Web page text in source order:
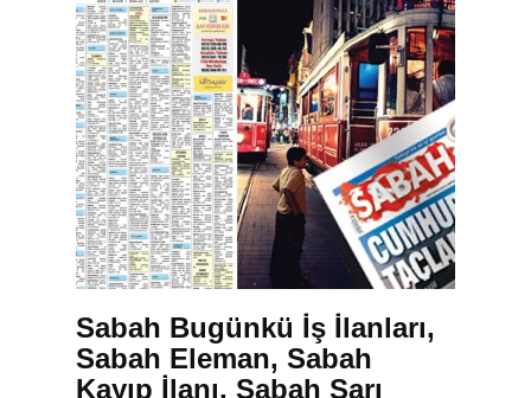
Sabah Bugünkü İş İlanları,
Sabah Eleman, Sabah
Kayıp İlanı, Sabah Sarı